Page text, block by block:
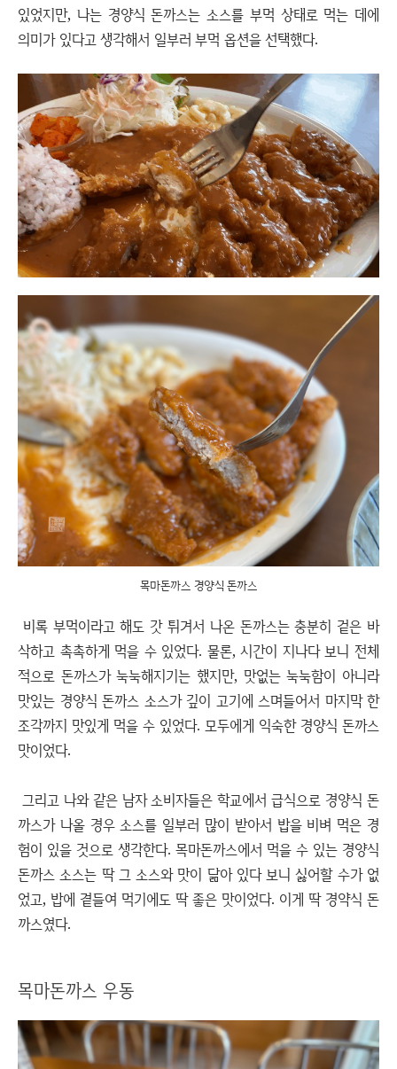
있었지만, 나는 경양식 돈까스는 소스를 부먹 상태로 먹는 데에
의미가 있다고 생각해서 일부러 부먹 옵션을 선택했다.
목마돈까스 경양식 돈까스
비록 부먹이라고 해도 갓 튀겨서 나온 돈까스는 충분히 겉은 바
삭하고 촉촉하게 먹을 수 있었다. 물론, 시간이 지나다 보니 전체
적으로 돈까스가 눅눅해지기는 했지만, 맛없는 눅눅함이 아니라
맛있는 경양식 돈까스 소스가 깊이 고기에 스며들어서 마지막 한
조각까지 맛있게 먹을 수 있었다. 모두에게 익숙한 경양식 돈까스
맛이었다.
그리고 나와 같은 남자 소비자들은 학교에서 급식으로 경양식 돈
까스가 나올 경우 소스를 일부러 많이 받아서 밥을 비벼 먹은 경
험이 있을 것으로 생각한다. 목마돈까스에서 먹을 수 있는 경양식
돈까스 소스는 딱 그 소스와 맛이 닮아 있다 보니 싫어할 수가 없
었고, 밥에 곁들여 먹기에도 딱 좋은 맛이었다. 이게 딱 경약식 돈
까스였다.
목마돈까스 우동